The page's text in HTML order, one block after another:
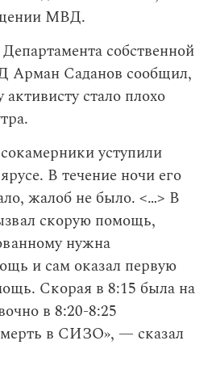
МВД.
собственной
Арман Саданов сообщил,
стало плохо
уступили
В течение ночи его
жалоб не было. <…> В
скорую помощь,
нужна
и сам оказал первую
Скорая в 8:15 была на
в 8:20-8:25
в СИЗО», — сказал